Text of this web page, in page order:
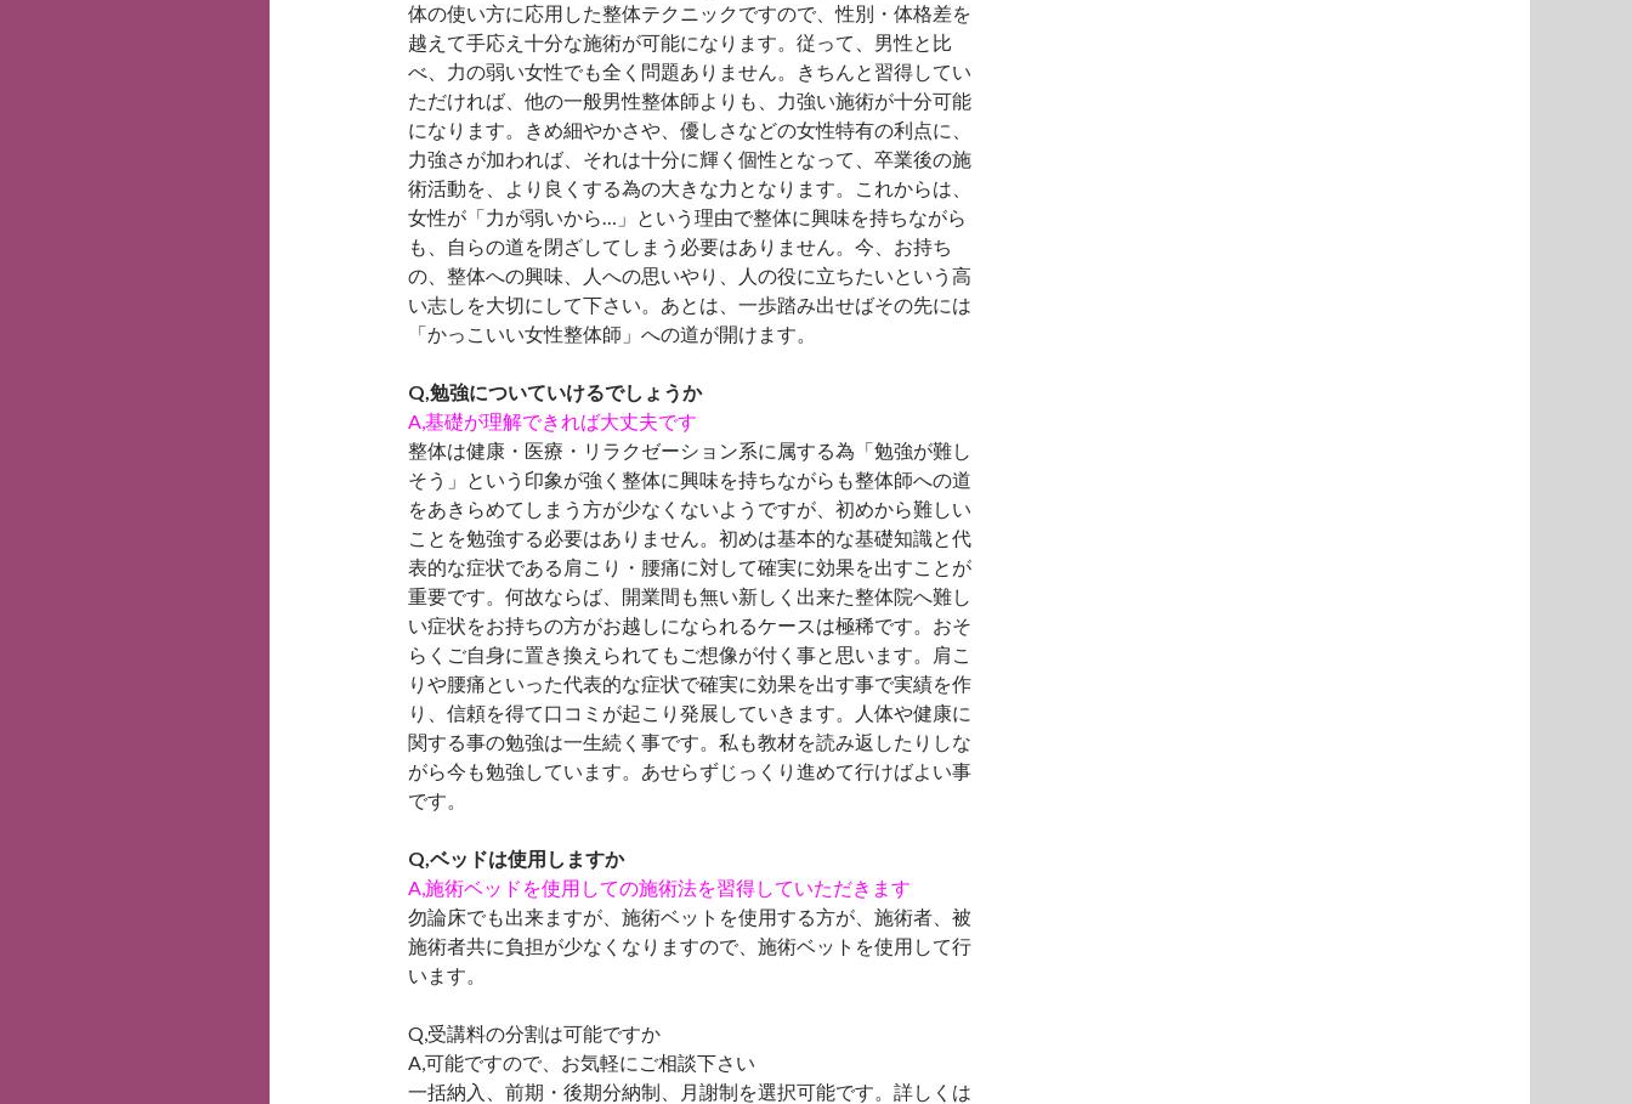
体の使い方に応用した整体テクニックですので、性別・体格差を
越えて手応え十分な施術が可能になります。従って、男性と比
べ、力の弱い女性でも全く問題ありません。きちんと習得してい
ただければ、他の一般男性整体師よりも、力強い施術が十分可能
になります。きめ細やかさや、優しさなどの女性特有の利点に、
力強さが加われば、それは十分に輝く個性となって、卒業後の施
術活動を、より良くする為の大きな力となります。これからは、
女性が「力が弱いから…」という理由で整体に興味を持ちながら
も、自らの道を閉ざしてしまう必要はありません。今、お持ち
の、整体への興味、人への思いやり、人の役に立ちたいという高
い志しを大切にして下さい。あとは、一歩踏み出せばその先には
「かっこいい女性整体師」への道が開けます。
Q,勉強についていけるでしょうか
A,基礎が理解できれば大丈夫です
整体は健康・医療・リラクゼーション系に属する為「勉強が難し
そう」という印象が強く整体に興味を持ちながらも整体師への道
をあきらめてしまう方が少なくないようですが、初めから難しい
ことを勉強する必要はありません。初めは基本的な基礎知識と代
表的な症状である肩こり・腰痛に対して確実に効果を出すことが
重要です。何故ならば、開業間も無い新しく出来た整体院へ難し
い症状をお持ちの方がお越しになられるケースは極稀です。おそ
らくご自身に置き換えられてもご想像が付く事と思います。肩こ
りや腰痛といった代表的な症状で確実に効果を出す事で実績を作
り、信頼を得て口コミが起こり発展していきます。人体や健康に
関する事の勉強は一生続く事です。私も教材を読み返したりしな
がら今も勉強しています。あせらずじっくり進めて行けばよい事
です。
Q,ベッドは使用しますか
A,施術ベッドを使用しての施術法を習得していただきます
勿論床でも出来ますが、施術ベットを使用する方が、施術者、被
施術者共に負担が少なくなりますので、施術ベットを使用して行
います。
Q,受講料の分割は可能ですか
A,可能ですので、お気軽にご相談下さい
一括納入、前期・後期分納制、月謝制を選択可能です。詳しくは